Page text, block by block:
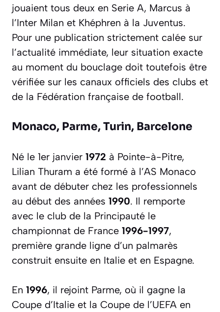
jouaient tous deux en Serie A, Marcus à
l’Inter Milan et Khéphren à la Juventus.
Pour une publication strictement calée sur
l’actualité immédiate, leur situation exacte
au moment du bouclage doit toutefois être
vérifiée sur les canaux officiels des clubs et
de la Fédération française de football.
Monaco, Parme, Turin, Barcelone
Né le 1er janvier 1972 à Pointe-à-Pitre,
Lilian Thuram a été formé à l’AS Monaco
avant de débuter chez les professionnels
au début des années 1990. Il remporte
avec le club de la Principauté le
championnat de France 1996-1997,
première grande ligne d’un palmarès
construit ensuite en Italie et en Espagne.
En 1996, il rejoint Parme, où il gagne la
Coupe d’Italie et la Coupe de l’UEFA en